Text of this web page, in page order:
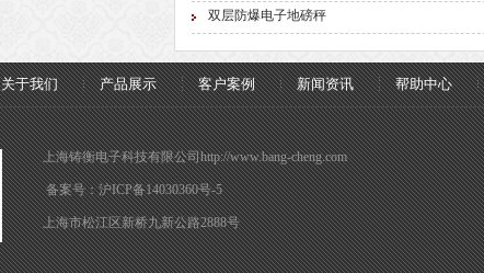
双层防爆电子地磅秤
关于我们 产品展示 客户案例 新闻资讯 帮助中心
上海铸衡电子科技有限公司http://www.bang-cheng.com
备案号：沪ICP备14030360号-5
上海市松江区新桥九新公路2888号